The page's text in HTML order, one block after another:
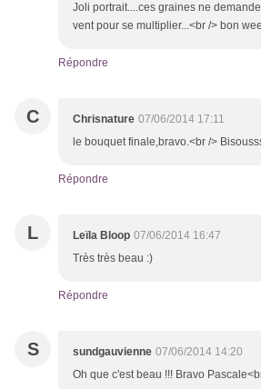
Joli portrait....ces graines ne
vent pour se multiplier...<br /> bon
Répondre
C Chrisnature 07/06/2014 17:11
le bouquet finale,bravo.<br />
Répondre
L Leïla Bloop 07/06/2014 16:47
Très très beau :)
Répondre
S sundgauvienne 07/06/2014 14:20
Oh que c'est beau !!! Bravo